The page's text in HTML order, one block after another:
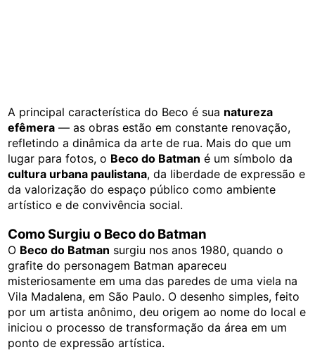
A principal característica do Beco é sua natureza
efêmera — as obras estão em constante renovação,
refletindo a dinâmica da arte de rua. Mais do que um
lugar para fotos, o Beco do Batman é um símbolo da
cultura urbana paulistana, da liberdade de expressão e
da valorização do espaço público como ambiente
artístico e de convivência social.
Como Surgiu o Beco do Batman
O Beco do Batman surgiu nos anos 1980, quando o
grafite do personagem Batman apareceu
misteriosamente em uma das paredes de uma viela na
Vila Madalena, em São Paulo. O desenho simples, feito
por um artista anônimo, deu origem ao nome do local e
iniciou o processo de transformação da área em um
ponto de expressão artística.